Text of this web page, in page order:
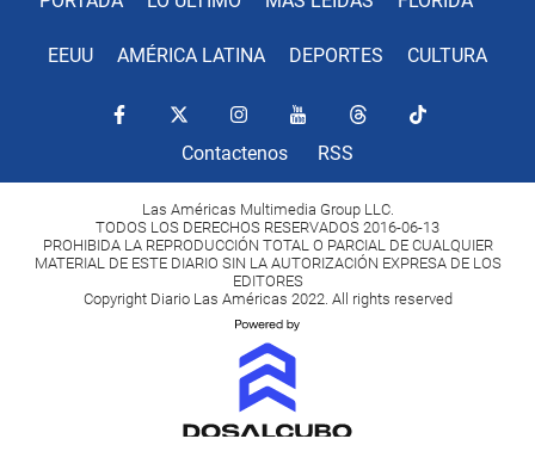
EEUU AMÉRICA LATINA DEPORTES CULTURA
Contactenos RSS
Las Américas Multimedia Group LLC.
TODOS LOS DERECHOS RESERVADOS 2016-06-13
PROHIBIDA LA REPRODUCCIÓN TOTAL O PARCIAL DE CUALQUIER
MATERIAL DE ESTE DIARIO SIN LA AUTORIZACIÓN EXPRESA DE LOS
EDITORES
Copyright Diario Las Américas 2022. All rights reserved